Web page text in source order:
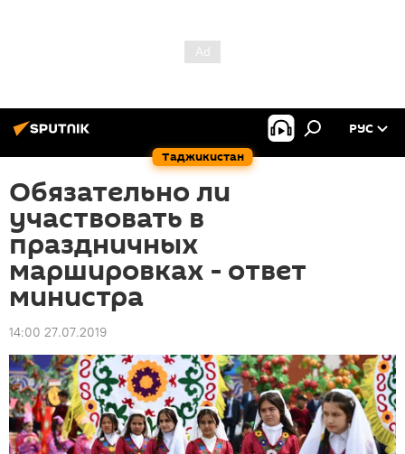
Таджикистан
РУС
Обязательно ли
участвовать в
праздничных
маршировках - ответ
министра
14:00 27.07.2019